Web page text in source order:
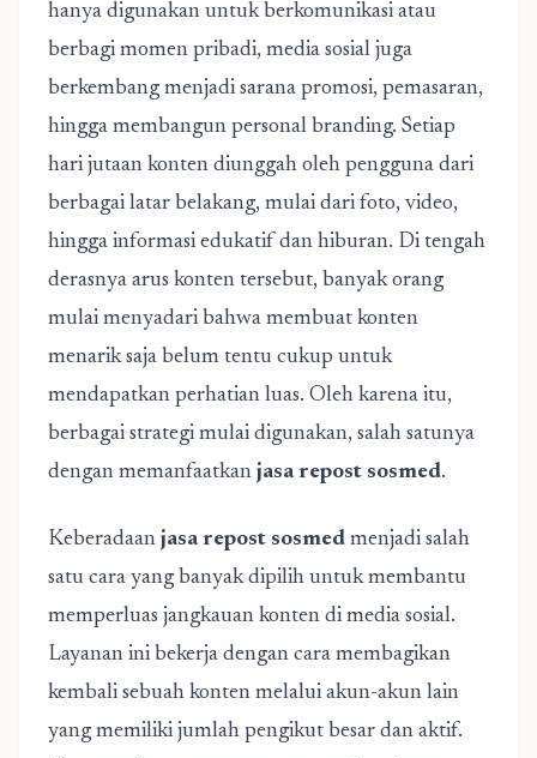
hanya digunakan untuk berkomunikasi atau
berbagi momen pribadi, media sosial juga
berkembang menjadi sarana promosi, pemasaran,
hingga membangun personal branding. Setiap
hari jutaan konten diunggah oleh pengguna dari
berbagai latar belakang, mulai dari foto, video,
hingga informasi edukatif dan hiburan. Di tengah
derasnya arus konten tersebut, banyak orang
mulai menyadari bahwa membuat konten
menarik saja belum tentu cukup untuk
mendapatkan perhatian luas. Oleh karena itu,
berbagai strategi mulai digunakan, salah satunya
dengan memanfaatkan jasa repost sosmed.
Keberadaan jasa repost sosmed menjadi salah
satu cara yang banyak dipilih untuk membantu
memperluas jangkauan konten di media sosial.
Layanan ini bekerja dengan cara membagikan
kembali sebuah konten melalui akun-akun lain
yang memiliki jumlah pengikut besar dan aktif.